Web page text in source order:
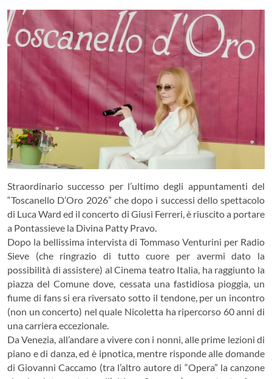
Straordinario successo per l’ultimo degli appuntamenti del
“Toscanello D’Oro 2026” che dopo i successi dello spettacolo
di Luca Ward ed il concerto di Giusi Ferreri, è riuscito a portare
a Pontassieve la Divina Patty Pravo.
Dopo la bellissima intervista di Tommaso Venturini per Radio
Sieve (che ringrazio di tutto cuore per avermi dato la
possibilità di assistere) al Cinema teatro Italia, ha raggiunto la
piazza del Comune dove, cessata una fastidiosa pioggia, un
fiume di fans si era riversato sotto il tendone, per un incontro
(non un concerto) nel quale Nicoletta ha ripercorso 60 anni di
una carriera eccezionale.
Da Venezia, all’andare a vivere con i nonni, alle prime lezioni di
piano e di danza, ed è ipnotica, mentre risponde alle domande
di Giovanni Caccamo (tra l’altro autore di “Opera” la canzone